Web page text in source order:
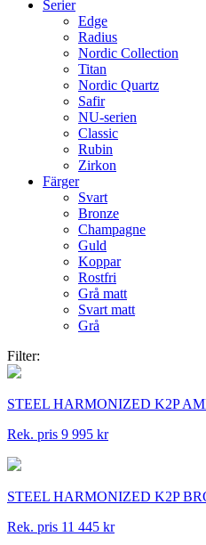
Serier
Edge
Radius
Nordic Collection
Titan
Nordic Quartz
Safir
NU-serien
Classic
Rubin
Zirkon
Färger
Svart
Bronze
Champagne
Guld
Koppar
Rostfri
Grå matt
Svart matt
Grå
Filter:
STEEL HARMONIZED K2P
Rek. pris 9 995 kr
STEEL HARMONIZED K2P
Rek. pris 11 445 kr